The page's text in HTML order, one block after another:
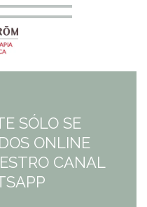
SÓLO SE
ONLINE
CANAL